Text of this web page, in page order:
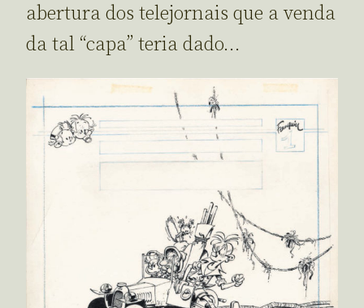
abertura dos telejornais que a venda
da tal “capa” teria dado…